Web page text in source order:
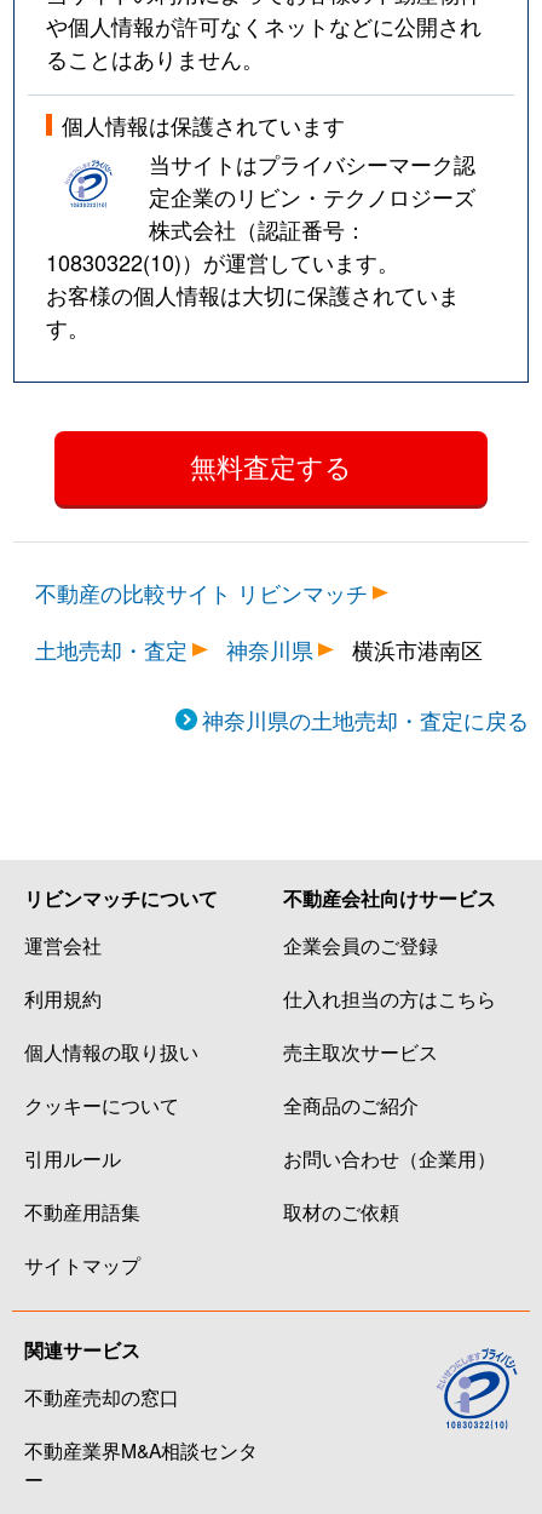
や個人情報が許可なくネットなどに公開され
ることはありません。
個人情報は保護されています
当サイトはプライバシーマーク認
定企業のリビン・テクノロジーズ
株式会社（認証番号：
10830322(10)）が運営しています。
お客様の個人情報は大切に保護されていま
す。
不動産の比較サイト リビンマッチ
土地売却・査定
神奈川県 横浜市港南区
神奈川県の土地売却・査定に戻る
リビンマッチについて
運営会社
利用規約
個人情報の取り扱い
クッキーについて
引用ルール
不動産用語集
サイトマップ
不動産会社向けサービス
企業会員のご登録
仕入れ担当の方はこちら
売主取次サービス
全商品のご紹介
お問い合わせ（企業用）
取材のご依頼
関連サービス
不動産売却の窓口
不動産業界M&A相談センタ
ー